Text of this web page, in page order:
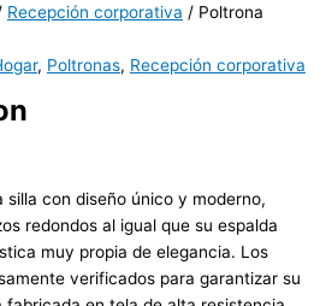
Recepción corporativa / Poltrona
, Poltronas, Recepción corporativa
silla con diseño único y moderno,
redondos al igual que su espalda
muy propia de elegancia. Los
verificados para garantizar su